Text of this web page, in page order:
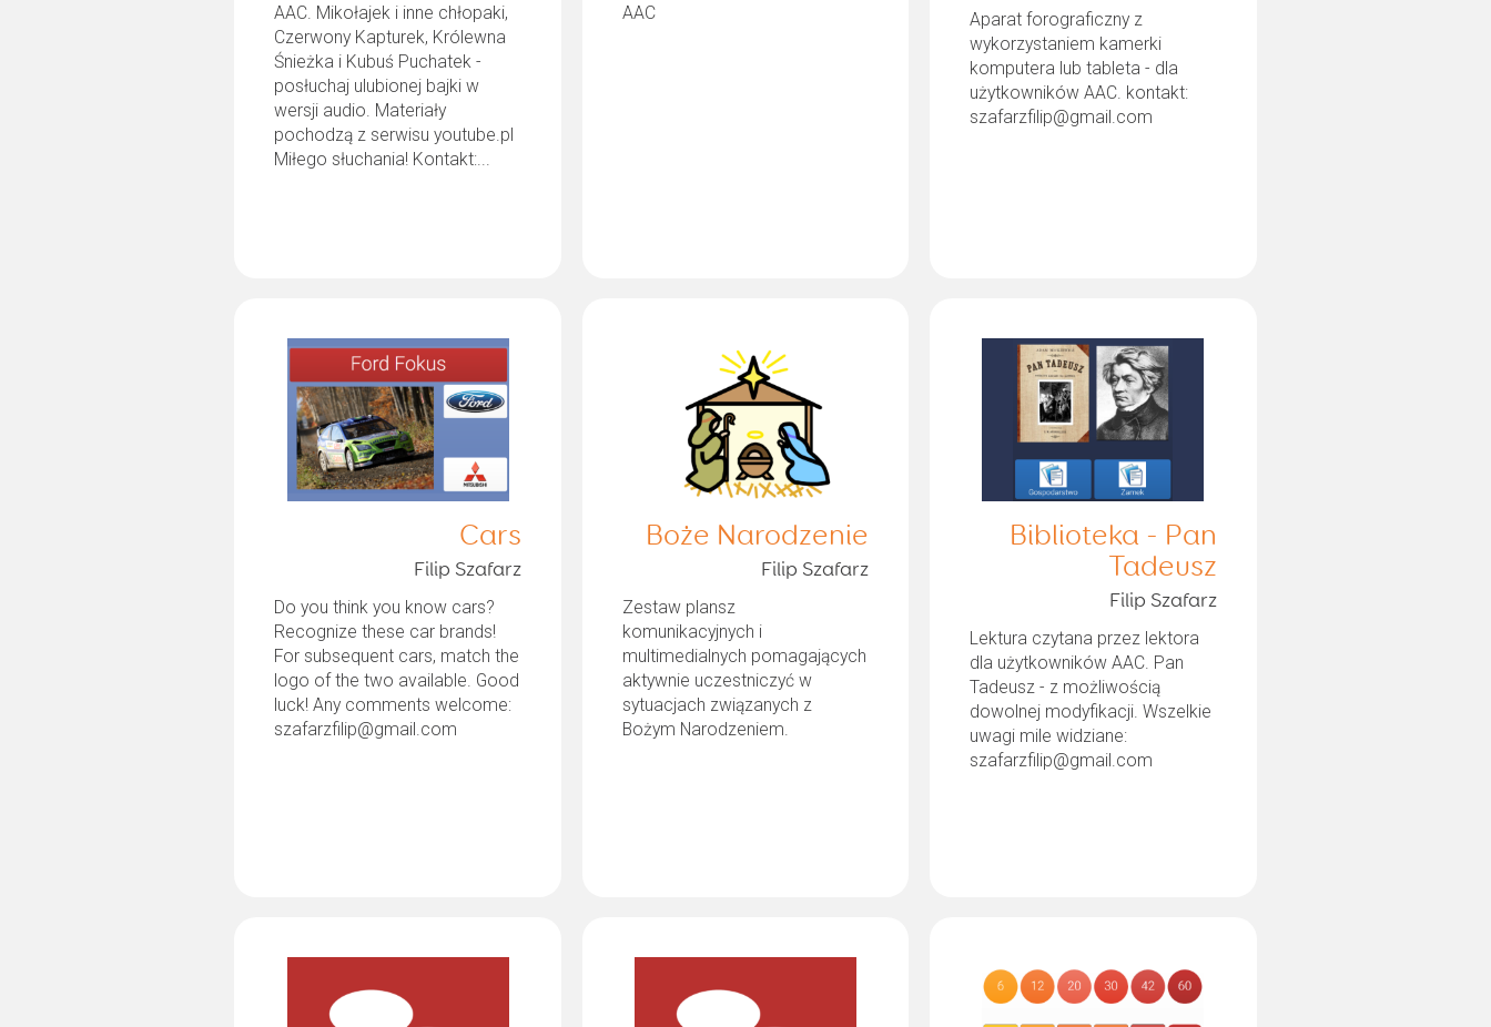
Aparat forograficzny z
wykorzystaniem kamerki
komputera lub tableta - dla
użytkowników AAC. kontakt:
szafarzfilip@gmail.com
AAC
AAC. Mikołajek i inne chłopaki,
Czerwony Kapturek, Królewna
Śnieżka i Kubuś Puchatek -
posłuchaj ulubionej bajki w
wersji audio. Materiały
pochodzą z serwisu youtube.pl
Miłego słuchania! Kontakt:...
Biblioteka - Pan
Tadeusz
Filip Szafarz
Lektura czytana przez lektora
dla użytkowników AAC. Pan
Tadeusz - z możliwością
dowolnej modyfikacji. Wszelkie
uwagi mile widziane:
szafarzfilip@gmail.com
Boże Narodzenie
Filip Szafarz
Zestaw plansz
komunikacyjnych i
multimedialnych pomagających
aktywnie uczestniczyć w
sytuacjach związanych z
Bożym Narodzeniem.
Cars
Filip Szafarz
Do you think you know cars?
Recognize these car brands!
For subsequent cars, match the
logo of the two available. Good
luck! Any comments welcome:
szafarzfilip@gmail.com